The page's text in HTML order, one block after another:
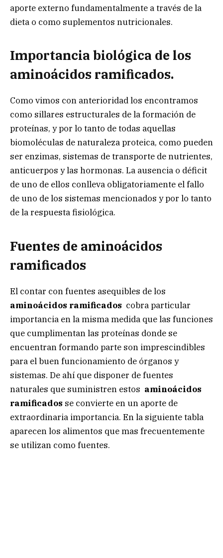
aporte externo fundamentalmente a través de la
dieta o como suplementos nutricionales.
Importancia biológica de los
aminoácidos ramificados.
Como vimos con anterioridad los encontramos
como sillares estructurales de la formación de
proteínas, y por lo tanto de todas aquellas
biomoléculas de naturaleza proteica, como pueden
ser enzimas, sistemas de transporte de nutrientes,
anticuerpos y las hormonas. La ausencia o déficit
de uno de ellos conlleva obligatoriamente el fallo
de uno de los sistemas mencionados y por lo tanto
de la respuesta fisiológica.
Fuentes de aminoácidos
ramificados
El contar con fuentes asequibles de los
aminoácidos ramificados cobra particular
importancia en la misma medida que las funciones
que cumplimentan las proteínas donde se
encuentran formando parte son imprescindibles
para el buen funcionamiento de órganos y
sistemas. De ahí que disponer de fuentes
naturales que suministren estos aminoácidos
ramificados se convierte en un aporte de
extraordinaria importancia. En la siguiente tabla
aparecen los alimentos que mas frecuentemente
se utilizan como fuentes.